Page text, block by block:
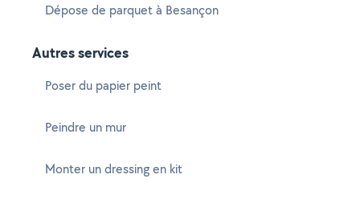
Dépose de parquet à Besançon
Autres services
Poser du papier peint
Peindre un mur
Monter un dressing en kit